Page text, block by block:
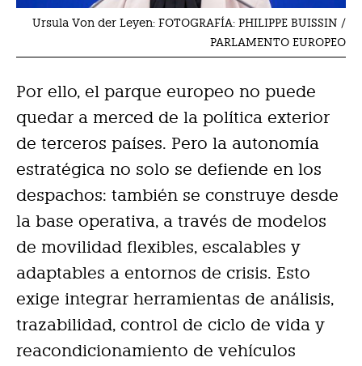
Ursula Von der Leyen: FOTOGRAFÍA: PHILIPPE BUISSIN /
PARLAMENTO EUROPEO
Por ello, el parque europeo no puede
quedar a merced de la política exterior
de terceros países. Pero la autonomía
estratégica no solo se defiende en los
despachos: también se construye desde
la base operativa, a través de modelos
de movilidad flexibles, escalables y
adaptables a entornos de crisis. Esto
exige integrar herramientas de análisis,
trazabilidad, control de ciclo de vida y
reacondicionamiento de vehículos